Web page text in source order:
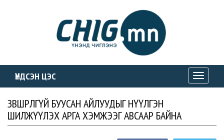
ҮНДСЭН ЦЭС
Toggle
ЗӨВШӨӨРӨЛГҮЙ БУУСАН АЙЛУУДЫГ НҮҮЛГЭН
ШИЛЖҮҮЛЭХ АРГА ХЭМЖЭЭГ АВСААР БАЙНА